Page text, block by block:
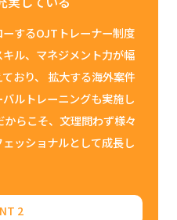
するOJTトレーナー制度
ル、マネジメント力が幅
おり、 拡大する海外案件
ルトレーニングも実施し
らこそ、文理問わず様々
ッショナルとして成長し
2